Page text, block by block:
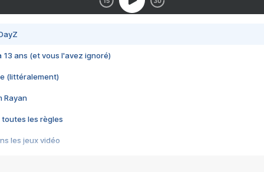
13 ans (et vous l'avez ignoré)
(littéralement)
Rayan
toutes les règles
les jeux vidéo